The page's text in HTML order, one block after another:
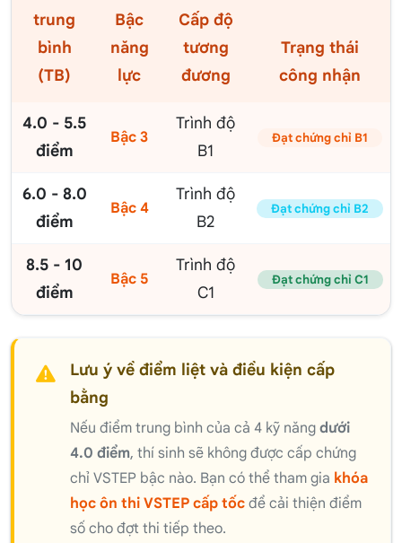
trung
bình
(TB)
Bậc
năng
lực
Cấp độ
tương
đương
Trạng thái
công nhận
4.0 - 5.5
điểm
Bậc 3
Trình độ
B1
Đạt chứng chỉ B1
6.0 - 8.0
điểm
Bậc 4
Trình độ
B2
Đạt chứng chỉ B2
8.5 - 10
điểm
Bậc 5
Trình độ
C1
Đạt chứng chỉ C1
Lưu ý về điểm liệt và điều kiện cấp
bằng
Nếu điểm trung bình của cả 4 kỹ năng dưới
4.0 điểm, thí sinh sẽ không được cấp chứng
chỉ VSTEP bậc nào. Bạn có thể tham gia khóa
học ôn thi VSTEP cấp tốc để cải thiện điểm
số cho đợt thi tiếp theo.